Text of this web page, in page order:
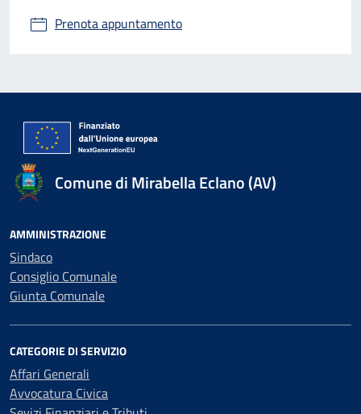
Prenota appuntamento
Comune di Mirabella Eclano (AV)
AMMINISTRAZIONE
Sindaco
Consiglio Comunale
Giunta Comunale
CATEGORIE DI SERVIZIO
Affari Generali
Avvocatura Civica